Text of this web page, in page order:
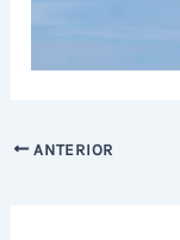
ANTERIOR